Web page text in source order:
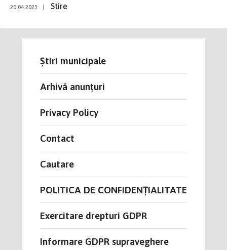
20.04.2023 Stire
Știri municipale
Arhivă anunțuri
Privacy Policy
Contact
Cautare
POLITICA DE CONFIDENȚIALITATE
Exercitare drepturi GDPR
Informare GDPR supraveghere